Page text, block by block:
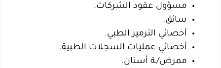
مسؤول عقود الشركات.
سائق.
أخصائي الترميز الطبي.
أخصائي عمليات السجلات الطبية.
ممرض/ـة أسنان.